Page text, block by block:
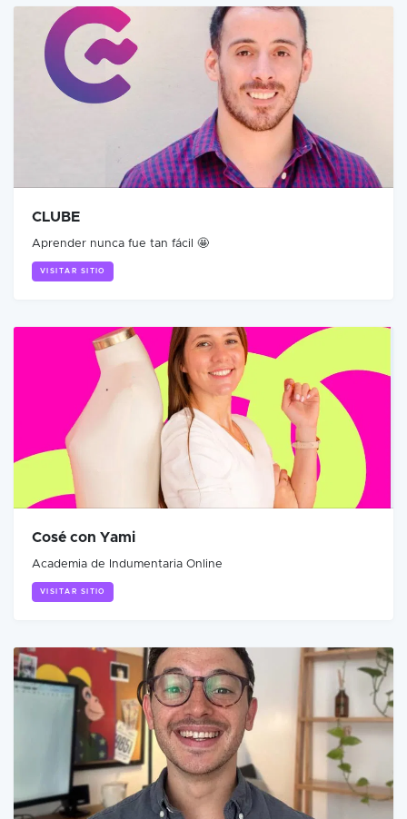
CLUBE
Aprender nunca fue tan fácil 🤩
VISITAR SITIO
Cosé con Yami
Academia de Indumentaria Online
VISITAR SITIO